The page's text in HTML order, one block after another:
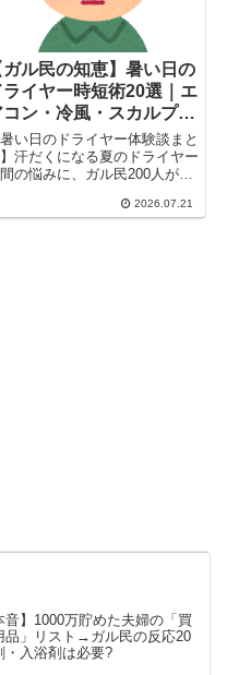
ガル民の知恵】暑い日の
ライヤー時短術20選｜エ
コン・冷風・スカルプク
ラーで乾かすコツ
暑い日のドライヤー体験談まと
汗だくになる夏のドライヤー
の悩みに、ガル民200人がリ
風モードの使い方・スカルプク
2026.07.21
音】1000万貯めた夫婦の「買
品」リスト→ガル民の反応20
・入浴剤は必要?